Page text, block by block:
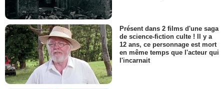
Présent dans 2 films d'une saga
de science-fiction culte ! Il y a
12 ans, ce personnage est mort
en même temps que l'acteur qui
l'incarnait